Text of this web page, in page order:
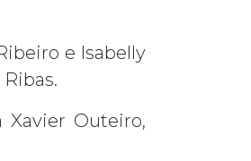
e Isabelly
Outeiro,